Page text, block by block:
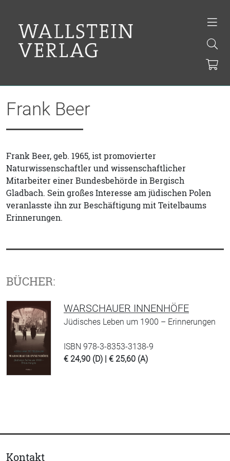
Frank Beer
Frank Beer, geb. 1965, ist promovierter
Naturwissenschaftler und wissenschaftlicher
Mitarbeiter einer Bundesbehörde in Bergisch
Gladbach. Sein großes Interesse am jüdischen Polen
veranlasste ihn zur Beschäftigung mit Teitelbaums
Erinnerungen.
BÜCHER:
WARSCHAUER INNENHÖFE
Jüdisches Leben um 1900 – Erinnerungen
ISBN 978-3-8353-3138-9
€ 24,90 (D) | € 25,60 (A)
Kontakt